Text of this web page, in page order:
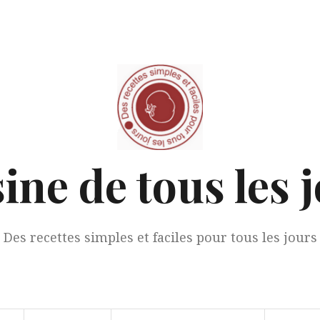
de tous les
Des recettes simples et faciles pour tous les jours